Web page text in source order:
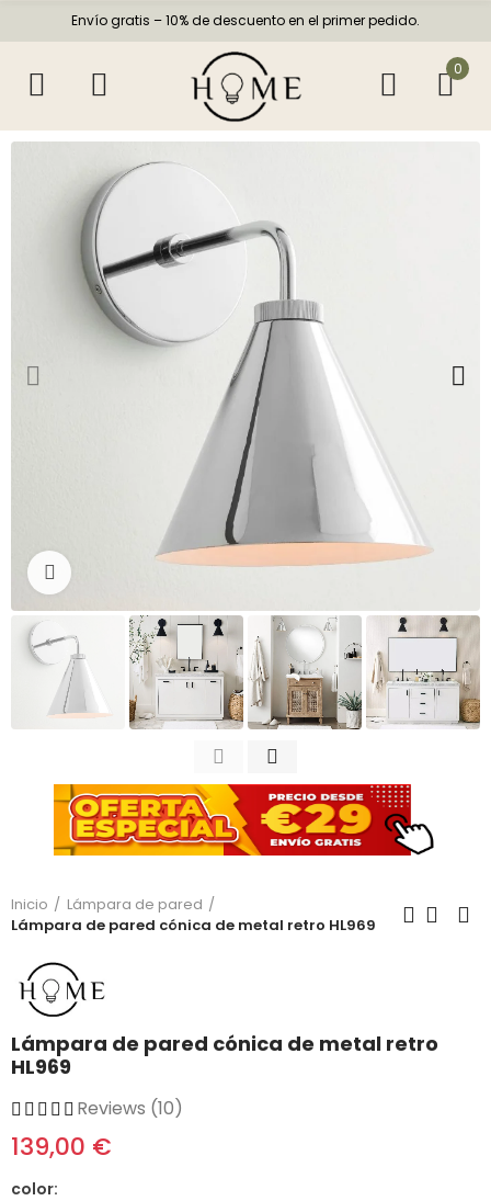
Envío gratis – 10% de descuento en el primer pedido.
0
Haga clic para ampliar
Inicio
Lámpara de pared
Lámpara de pared cónica de metal retro HL969
Lámpara de pared cónica de metal retro
HL969
Reviews (10)
139,00 €
color